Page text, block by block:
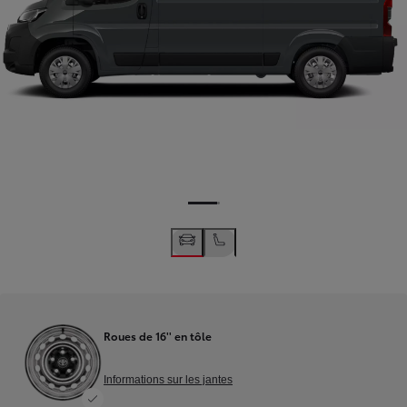
Roues de 16'' en tôle
Informations sur les jantes